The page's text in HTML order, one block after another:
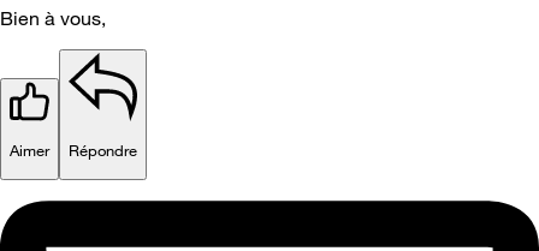
Bien à vous,
Aimer Répondre